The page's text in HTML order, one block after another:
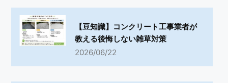
【豆知識】コンクリート工事業者が
教える後悔しない雑草対策
2026/06/22